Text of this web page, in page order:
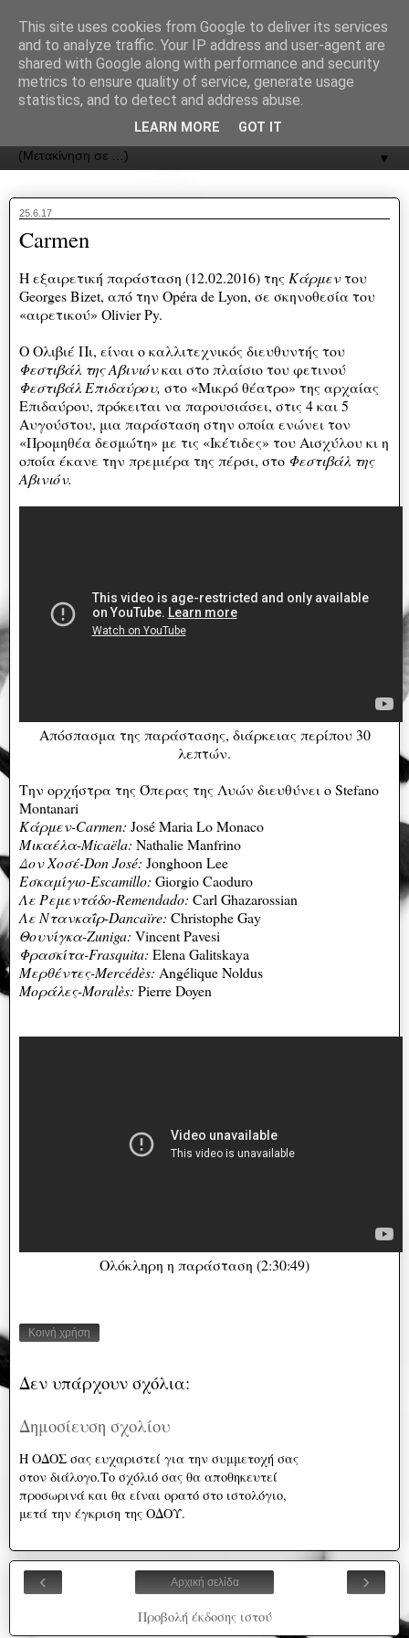
ΟΔΟΣ
▼
25.6.17
Carmen
H εξαιρετική παράσταση (12.02.2016) της Κάρμεντου
Georges Bizet, από την Opéra de Lyon, σε σκηνοθεσία του
«αιρετικού» Olivier Py.
Ο Ολιβιέ Πι, είναι ο καλλιτεχνικός διευθυντής του
Φεστιβάλ της Αβινιόνκαι στο πλαίσιο του φετινού
Φεστιβάλ Επιδαύρου, στο «Μικρό θέατρο» της αρχαίας
Επιδαύρου, πρόκειται να παρουσιάσει, στις 4 και 5
Αυγούστου, μια παράσταση στην οποία ενώνει τον
«Προμηθέα δεσμώτη» με τις «Ικέτιδες» του Αισχύλου κι η
οποία έκανε την πρεμιέρα της πέρσι, στο Φεστιβάλ της
Αβινιόν.
Απόσπασμα της παράστασης, διάρκειας περίπου 30
λεπτών.
Την ορχήστρα της Όπερας της Λυών διευθύνει ο Stefano
Montanari
Κάρμεν-Carmen: José Maria Lo Monaco
Μικαέλα-Micaëla: Nathalie Manfrino
Δον Χοσέ-Don José: Jonghoon Lee
Εσκαμίγιο-Escamillo: Giorgio Caoduro
Λε Ρεμεντάδο-Remendado: Carl Ghazarossian
Λε Ντανκαΐρ-Dancaïre: Christophe Gay
Θουνίγκα-Zuniga: Vincent Pavesi
Φρασκίτα-Frasquita: Elena Galitskaya
Μερθέντες-Mercédès: Angélique Noldus
Μοράλες-Moralès: Pierre Doyen
Ολόκληρη η παράσταση (2:30:49)
Κοινή χρήση
Δεν υπάρχουν σχόλια:
Δημοσίευση σχολίου
Η ΟΔΟΣ σας ευχαριστεί για την συμμετοχή σας
στον διάλογο.Το σχόλιό σας θα αποθηκευτεί
προσωρινά και θα είναι ορατό στο ιστολόγιο,
μετά την έγκριση της ΟΔΟΥ.
‹ ›
Αρχική σελίδα
Προβολή έκδοσης ιστού
This site uses cookies from Google to deliver its services
and to analyze traffic. Your IP address and user-agent are
shared with Google along with performance and security
metrics to ensure quality of service, generate usage
statistics, and to detect and address abuse.
LEARN MORE GOT IT